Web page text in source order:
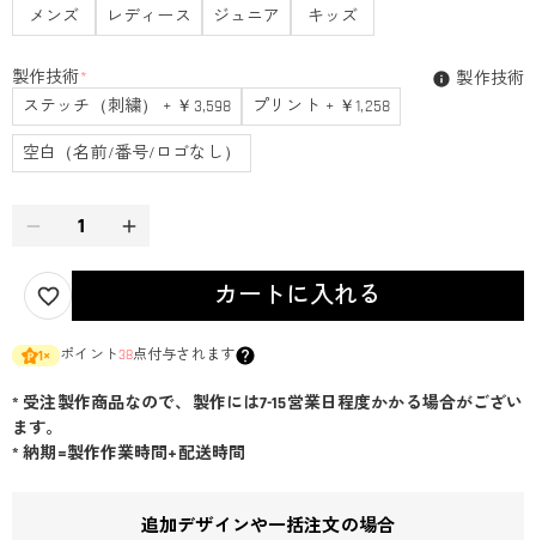
メンズ
レディース ジュニア キッズ
製作技術*
ステッチ（刺繍） + ￥3,598
プリント + ￥1,258
空白（名前/番号/ロゴなし）
製作技術
カートに入れる
1× ポイント38点付与されます
* 受注製作商品なので、製作には7-15営業日程度かかる場合がござい
ます。
* 納期=製作作業時間+配送時間
追加デザインや一括注文の場合